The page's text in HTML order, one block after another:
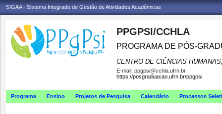
SIGAA - Sistema Integrado de Gestão de Atividades Acadêmicas
PPGPSI/CCHLA
PROGRAMA DE PÓS-
CENTRO DE CIÊNCIAS
E-mail: ppgpsi@cchla.ufrn.br
https://posgraduacao.ufrn.br/ppgpsi
Programa Ensino Projetos de Pesquisa Calendário Processos